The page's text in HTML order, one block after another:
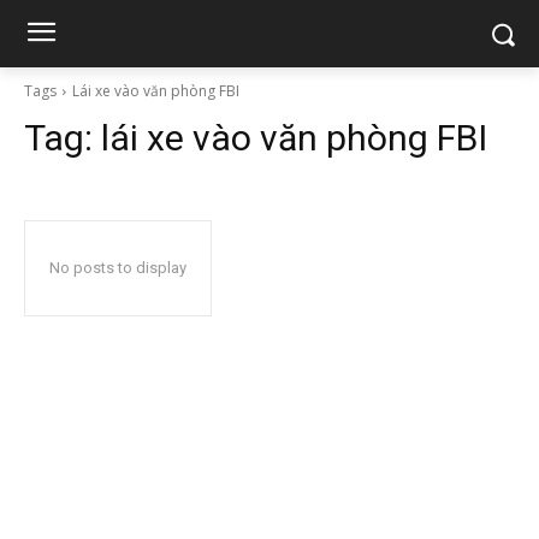
Tags Lái xe vào văn phòng FBI
Tag: lái xe vào văn phòng FBI
No posts to display